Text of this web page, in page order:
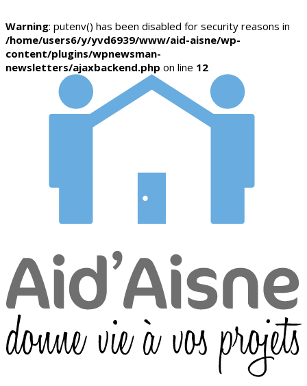
Warning: putenv() has been disabled for security reasons in
/home/users6/y/yvd6939/www/aid-aisne/wp-
content/plugins/wpnewsman-
newsletters/ajaxbackend.php on line 12